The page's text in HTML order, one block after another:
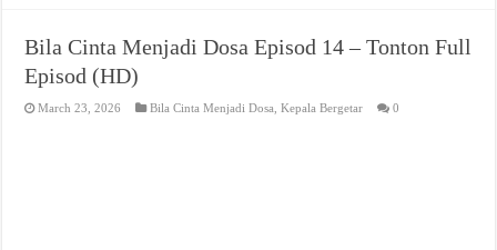
Bila Cinta Menjadi Dosa Episod 14 – Tonton Full
Episod (HD)
March 23, 2026 Bila Cinta Menjadi Dosa ,Kepala Bergetar 0